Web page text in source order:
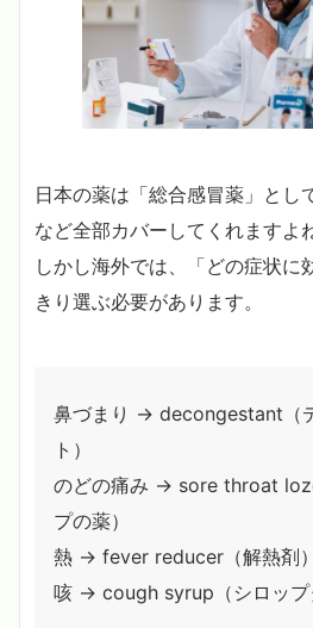
日本の薬は「総合感冒薬」とし
など全部カバーしてくれますよ
しかし海外では、「どの症状に
きり選ぶ必要があります。
鼻づまり → decongestant（
ト）
のどの痛み → sore throat
プの薬）
熱 → fever reducer（解熱剤）
咳 → cough syrup（シロップ